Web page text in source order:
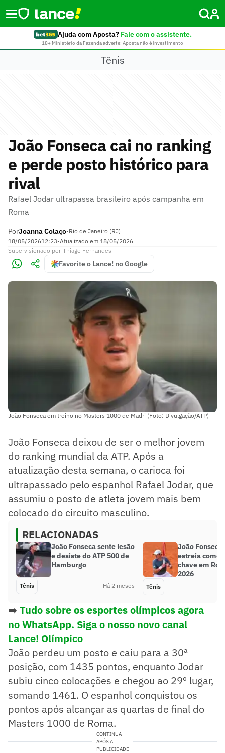
Ajuda com Aposta? Fale com o assistente.
18+ Ministério da Fazenda adverte: Aposta não é investimento
Tênis
João Fonseca cai no ranking
e perde posto histórico para
rival
Rafael Jodar ultrapassa brasileiro após campanha em
Roma
PorJoanna Colaço•Rio de Janeiro (RJ)
18/05/202612:23•Atualizado em 18/05/2026
Supervisionado por Thiago Fernandes
Favorite o Lance! no Google
João Fonseca em treino no Masters 1000 de Madri (Foto: Divulgação/ATP)
João Fonseca deixou de ser o melhor jovem
do ranking mundial da ATP. Após a
atualização desta semana, o carioca foi
ultrapassado pelo espanhol Rafael Jodar, que
assumiu o posto de atleta jovem mais bem
colocado do circuito masculino.
RELACIONADAS
João Fonseca sente lesão
e desiste do ATP 500 de
Hamburgo
Tênis Há 2 meses
João Fonseca
estreia como
chave em
2026
Tênis
➡️ Tudo sobre os esportes olímpicos agora
no WhatsApp. Siga o nosso novo canal
Lance! Olímpico
João perdeu um posto e caiu para a 30ª
posição, com 1435 pontos, enquanto Jodar
subiu cinco colocações e chegou ao 29º lugar,
somando 1461. O espanhol conquistou os
pontos após alcançar as quartas de final do
Masters 1000 de Roma.
CONTINUA
APÓS A
PUBLICIDADE